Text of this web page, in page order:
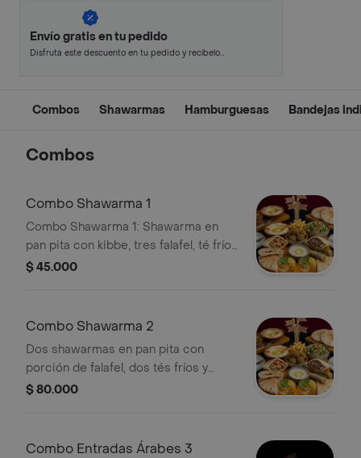
Envío gratis en tu pedido
Disfruta este descuento en tu pedido y recíbelo
Combos Shawarmas Hamburguesas Bandejas
Combos
Combo Shawarma 1
Combo Shawarma 1: Shawarma en
pan pita con kibbe, tres falafel, té frío
y proteína a elegir.
$ 45.000
Combo Shawarma 2
Dos shawarmas en pan pita con
porción de falafel, dos tés fríos y
proteínas a elegir.
$ 80.000
Combo Entradas Árabes 3